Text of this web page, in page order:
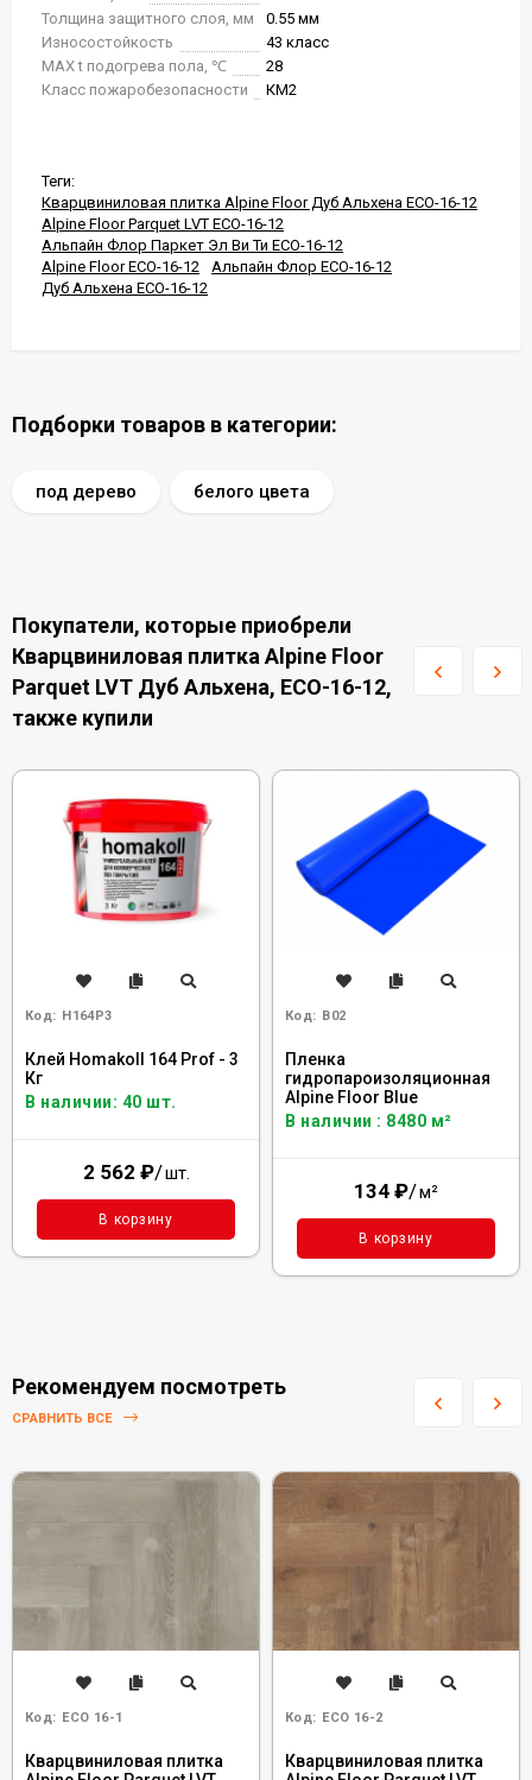
Толщина защитного слоя, мм
0.55 мм
Износостойкость
43 класс
MAX t подогрева пола, ℃
28
Класс пожаробезопасности
КМ2
Теги:
Кварцвиниловая плитка Alpine Floor Дуб Альхена ECO-16-12
Alpine Floor Parquet LVT ECO-16-12
Альпайн Флор Паркет Эл Ви Ти ECO-16-12
Alpine Floor ECO-16-12
Альпайн Флор ECO-16-12
Дуб Альхена ECO-16-12
Подборки товаров в категории:
под дерево белого цвета
Покупатели, которые приобрели
Кварцвиниловая плитка Alpine Floor
Parquet LVT Дуб Альхена, ECO-16-12,
также купили
Код: H164P3
Клей Homakoll 164 Prof - 3
Кг
В наличии: 40 шт.
2 562 ₽/шт.
В корзину
Код: B02
Пленка
гидропароизоляционная
Alpine Floor Blue
В наличии : 8480 м²
134 ₽/м²
В корзину
Рекомендуем посмотреть
СРАВНИТЬ ВСЕ
Код: ECO 16-1
Кварцвиниловая плитка
Код: ECO 16-2
Кварцвиниловая плитка